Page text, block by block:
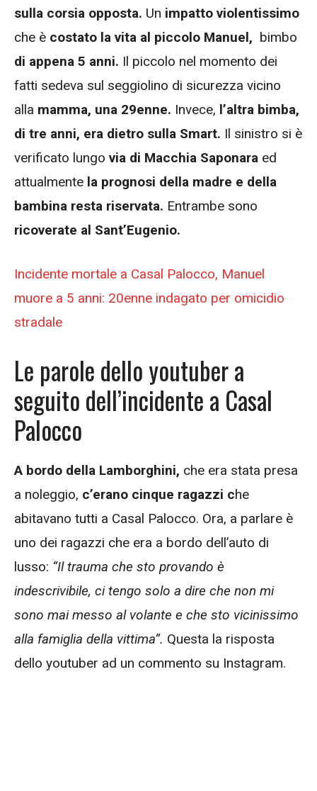
sulla corsia opposta. Un impatto violentissimo
che è costato la vita al piccolo Manuel, bimbo
di appena 5 anni. Il piccolo nel momento dei
fatti sedeva sul seggiolino di sicurezza vicino
alla mamma, una 29enne. Invece, l’altra bimba,
di tre anni, era dietro sulla Smart. Il sinistro si è
verificato lungo via di Macchia Saponara ed
attualmente la prognosi della madre e della
bambina resta riservata. Entrambe sono
ricoverate al Sant’Eugenio.
Incidente mortale a Casal Palocco, Manuel
muore a 5 anni: 20enne indagato per omicidio
stradale
Le parole dello youtuber a
seguito dell’incidente a Casal
Palocco
A bordo della Lamborghini, che era stata presa
a noleggio, c’erano cinque ragazzi che
abitavano tutti a Casal Palocco. Ora, a parlare è
uno dei ragazzi che era a bordo dell’auto di
lusso: “Il trauma che sto provando è
indescrivibile, ci tengo solo a dire che non mi
sono mai messo al volante e che sto vicinissimo
alla famiglia della vittima”. Questa la risposta
dello youtuber ad un commento su Instagram.